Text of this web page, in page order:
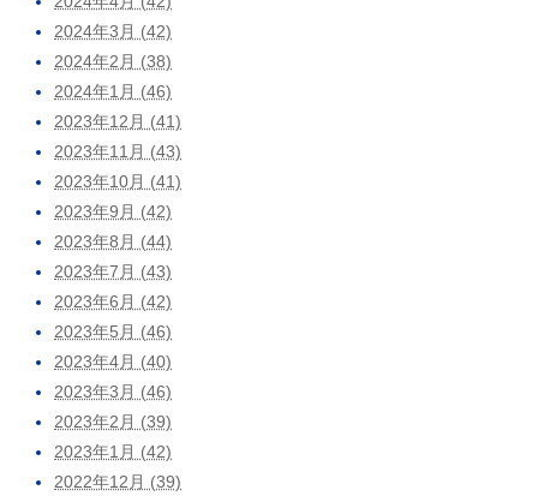
2024年3月 (42)
2024年2月 (38)
2024年1月 (46)
2023年12月 (41)
2023年11月 (43)
2023年10月 (41)
2023年9月 (42)
2023年8月 (44)
2023年7月 (43)
2023年6月 (42)
2023年5月 (46)
2023年4月 (40)
2023年3月 (46)
2023年2月 (39)
2023年1月 (42)
2022年12月 (39)